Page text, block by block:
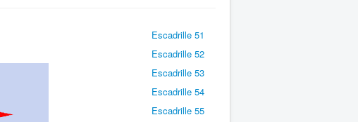
Escadrille 51
Escadrille 52
Escadrille 53
Escadrille 54
Escadrille 55